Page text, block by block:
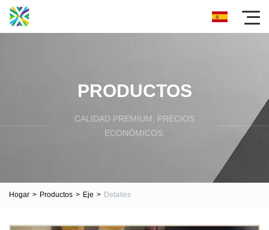
PRODUCTOS
CALIDAD PREMIUM, PRECIOS
ECONÓMICOS.
Hogar > Productos > Eje > Detalles